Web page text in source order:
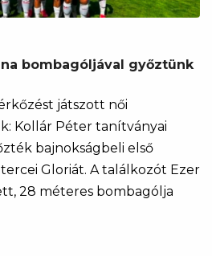
bombagóljával győztünk
játszott női
Kollár Péter tanítványai
bajnokságbeli első
Gloriát. A találkozót Ezer
28 méteres bombagólja